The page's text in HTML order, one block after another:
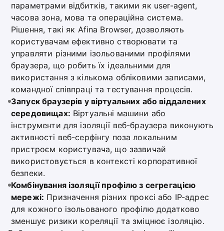
параметрами відбитків, такими як user-agent,
часова зона, мова та операційна система.
Рішення, такі як Afina Browser, дозволяють
користувачам ефективно створювати та
управляти різними ізольованими профілями
браузера, що робить їх ідеальними для
використання з кількома обліковими записами,
командної співпраці та тестування процесів.
Запуск браузерів у віртуальних або віддалених
середовищах: Віртуальні машини або
інструменти для ізоляції веб-браузера виконують
активності веб-серфінгу поза локальним
пристроєм користувача, що зазвичай
використовується в контексті корпоративної
безпеки.
Комбінування ізоляції профілю з сегрегацією
мережі: Призначення різних проксі або IP-адрес
для кожного ізольованого профілю додатково
зменшує ризики кореляції та зміцнює ізоляцію.